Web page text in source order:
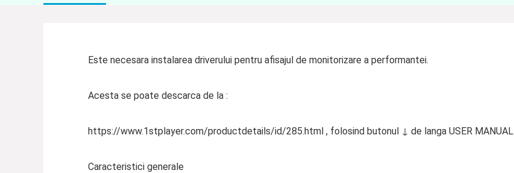
Este necesara instalarea driverului pentru afisajul de monitorizare a performantei.
Acesta se poate descarca de la :
https://www.1stplayer.com/productdetails/id/285.html , folosind butonul ↓ de langa USER MANUAL
Caracteristici generale